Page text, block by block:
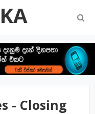
- Closing